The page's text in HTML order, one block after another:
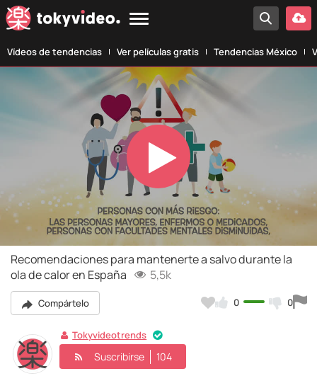
Vídeos de tendencias Ver películas gratis Tendencias México
Play
Video
Recomendaciones para mantenerte a salvo durante la
ola de calor en España
5,5k
Compártelo 0 0
Tokyvideotrends
Suscribirse 104